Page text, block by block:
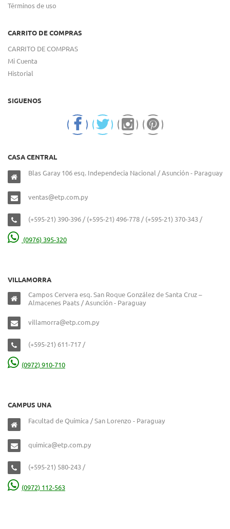
Términos de uso
CARRITO DE COMPRAS
CARRITO DE COMPRAS
Mi Cuenta
Historial
SIGUENOS
CASA CENTRAL
Blas Garay 106 esq. Independecia Nacional / Asunción - Paraguay
ventas@etp.com.py
(+595-21) 390-396 / (+595-21) 496-778 / (+595-21) 370-343 /
(0976) 395-320
VILLAMORRA
Campos Cervera esq. San Roque González de Santa Cruz –
Almacenes Paats / Asunción - Paraguay
villamorra@etp.com.py
(+595-21) 611-717 /
(0972) 910-710
CAMPUS UNA
Facultad de Química / San Lorenzo - Paraguay
quimica@etp.com.py
(+595-21) 580-243 /
(0972) 112-563